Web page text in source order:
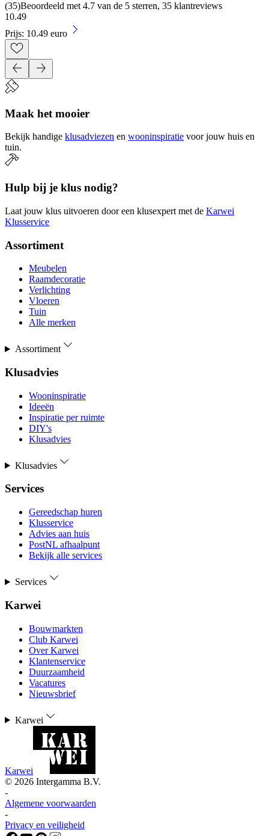
(35)Beoordeeld met 4.7 van de 5 sterren, 35 klantreviews
10.49
Prijs: 10.49 euro
Maak het mooier
Bekijk handige klusadviezen en wooninspiratie voor jouw huis en
tuin.
Hulp bij je klus nodig?
Laat jouw klus uitvoeren door een klusexpert met de Karwei
Klusservice
Assortiment
Meubelen
Raamdecoratie
Verlichting
Vloeren
Tuin
Alle merken
Assortiment
Klusadvies
Wooninspiratie
Ideeën
Inspiratie per ruimte
DIY's
Klusadvies
Klusadvies
Services
Gereedschap huren
Klusservice
Advies aan huis
PostNL afhaalpunt
Bekijk alle services
Services
Karwei
Bouwmarkten
Club Karwei
Over Karwei
Klantenservice
Duurzaamheid
Vacatures
Nieuwsbrief
Karwei
Karwei
© 2026 Intergamma B.V.
-
Algemene voorwaarden
-
Privacy en veiligheid